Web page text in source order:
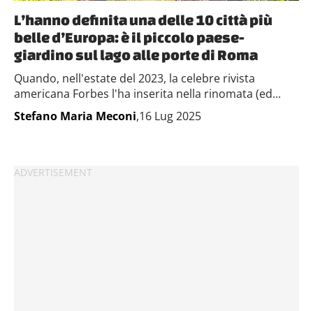
L’hanno definita una delle 10 città più
belle d’Europa: è il piccolo paese-
giardino sul lago alle porte di Roma
Quando, nell'estate del 2023, la celebre rivista
americana Forbes l'ha inserita nella rinomata (ed...
Stefano Maria Meconi,16 Lug 2025